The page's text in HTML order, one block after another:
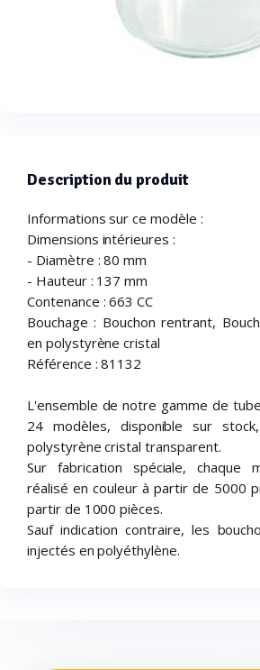
Description du produit
Informations sur ce modèle :
Dimensions intérieures :
- Diamètre : 80 mm
- Hauteur : 137 mm
Contenance : 663 CC
Bouchage : Bouchon rentrant,
en polystyrène cristal
Référence : 81132
L'ensemble de notre gamme de
24 modèles, disponible sur
polystyrène cristal transparent.
Sur fabrication spéciale, chaque
réalisé en couleur à partir de 5000
partir de 1000 pièces.
Sauf indication contraire, les
injectés en polyéthylène.